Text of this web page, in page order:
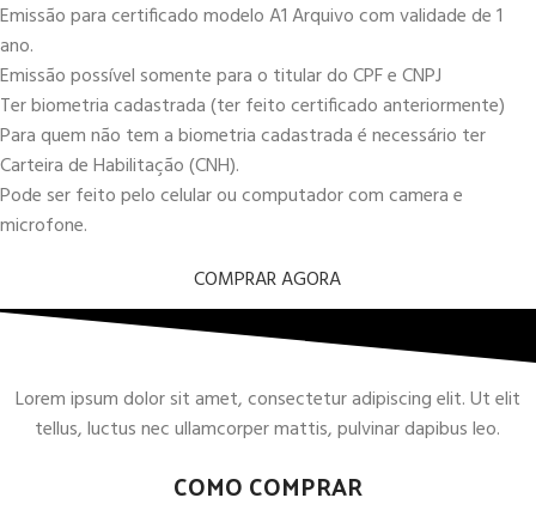
Emissão para certificado modelo A1 Arquivo com validade de 1
ano.
Emissão possível somente para o titular do CPF e CNPJ
Ter biometria cadastrada (ter feito certificado anteriormente)
Para quem não tem a biometria cadastrada é necessário ter
Carteira de Habilitação (CNH).
Pode ser feito pelo celular ou computador com camera e
microfone.
COMPRAR AGORA
Lorem ipsum dolor sit amet, consectetur adipiscing elit. Ut elit
tellus, luctus nec ullamcorper mattis, pulvinar dapibus leo.
COMO COMPRAR